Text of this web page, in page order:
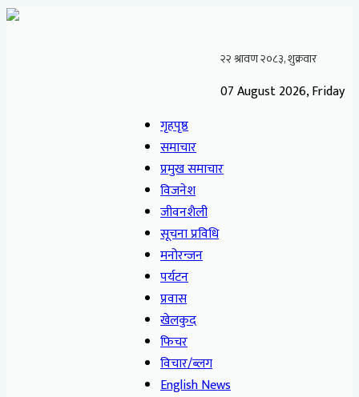
07 August 2026, Friday
गृहपृष्ठ
समाचार
प्रमुख समाचार
विजनेश
जीवनशैली
सूचना प्रविधि
मनोरन्जन
पर्यटन
प्रवास
खेलकुद
फिचर
विचार/ब्लग
English News